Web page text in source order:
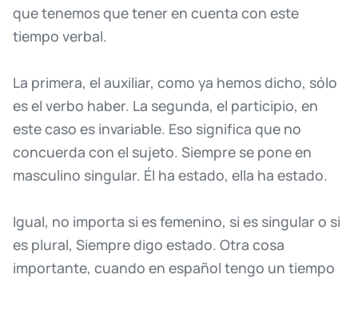
quetenemosquetener en cuenta con este
tiempo verbal.
La primera, el auxiliar, como ya hemosdicho, sólo
esel verbo haber. La segunda, el participio, en
estecaso es invariable. Eso significa que no
concuerda con el sujeto. Siempre se poneen
masculino singular. Él ha estado, ella ha estado.
Igual, no importa si esfemenino, si es singular o si
es plural, Siempredigo estado. Otra cosa
importante, cuando en español tengo un tiempo